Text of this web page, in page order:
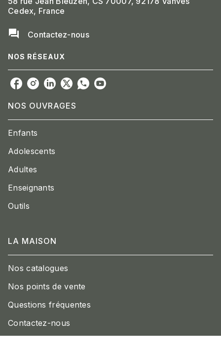
Cedex, France
question_answer Contactez-nous
NOS RÉSEAUX
NOS OUVRAGES
Enfants
Adolescents
Adultes
Enseignants
Outils
LA MAISON
Nos catalogues
Nos points de vente
Questions fréquentes
Contactez-nous